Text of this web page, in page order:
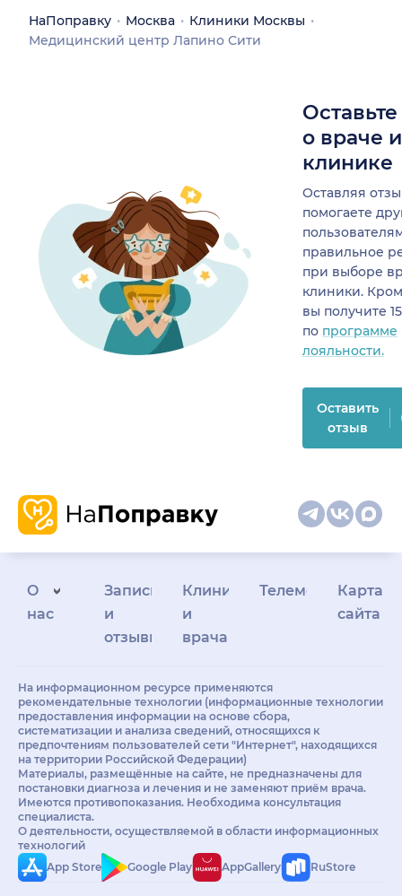
НаПоправку Москва
Клиники Москвы
Медицинский центр Лапино Сити
о враче
клинике
Оставляя
помогаете
правильное
при выборе
клиники.
вы получите
по программе
лояльности.
Оставить
отзыв
О
нас
Запись
и
отзывы
Клиникам
и
врачам
Телемедицина
Карта
сайта
На информационном ресурсе применяются
рекомендательные технологии (информационные технологии
предоставления информации на основе сбора,
систематизации и анализа сведений, относящихся к
предпочтениям пользователей сети "Интернет", находящихся
на территории Российской Федерации)
Материалы, размещённые на сайте, не предназначены для
постановки диагноза и лечения и не заменяют приём врача.
Имеются противопоказания. Необходима консультация
специалиста.
О деятельности, осуществляемой в области информационных
технологий
App Store
Google Play AppGallery RuStore